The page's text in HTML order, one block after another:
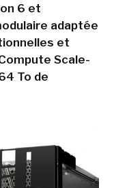
6 et
adaptée
et
Scale-
To de